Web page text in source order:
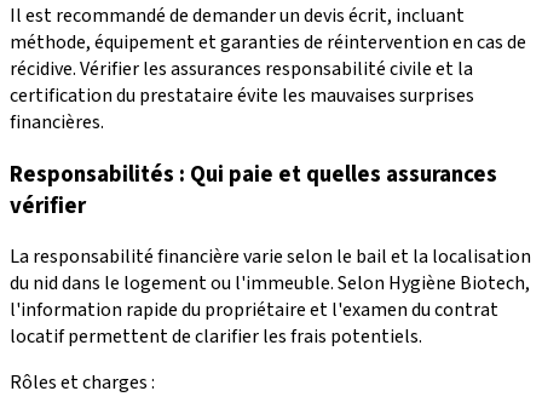
Il est recommandé de demander un devis écrit, incluant
méthode, équipement et garanties de réintervention en cas de
récidive. Vérifier les assurances responsabilité civile et la
certification du prestataire évite les mauvaises surprises
financières.
Responsabilités : Qui paie et quelles assurances
vérifier
La responsabilité financière varie selon le bail et la localisation
du nid dans le logement ou l'immeuble. Selon Hygiène Biotech,
l'information rapide du propriétaire et l'examen du contrat
locatif permettent de clarifier les frais potentiels.
Rôles et charges :